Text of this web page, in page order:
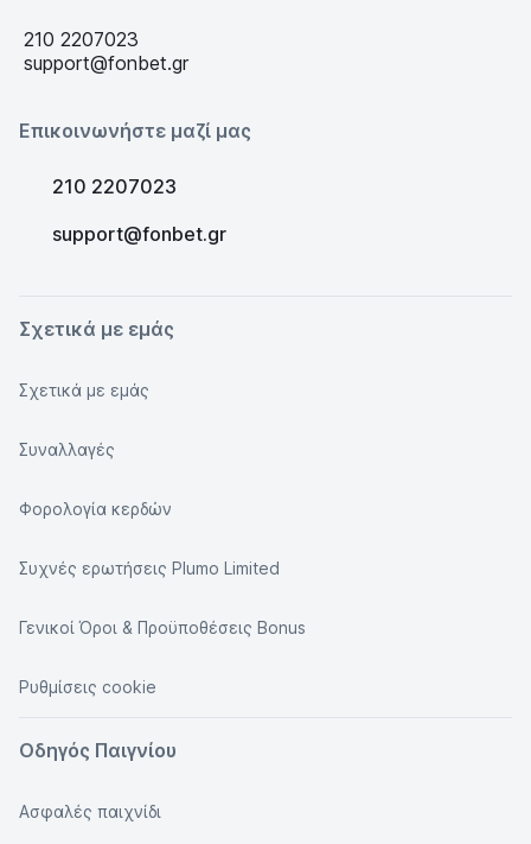
210 2207023
support@fonbet.gr
Επικοινωνήστε μαζί μας
210 2207023
support@fonbet.gr
Σχετικά με εμάς
Σχετικά με εμάς
Συναλλαγές
Φορολογία κερδών
Συχνές ερωτήσεις Plumo Limited
Γενικοί Όροι & Προϋποθέσεις Bonus
Ρυθμίσεις cookie
Οδηγός Παιγνίου
Ασφαλές παιχνίδι